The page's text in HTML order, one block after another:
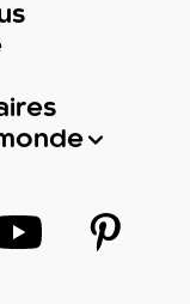
sur Facebook
Suivez-nous sur